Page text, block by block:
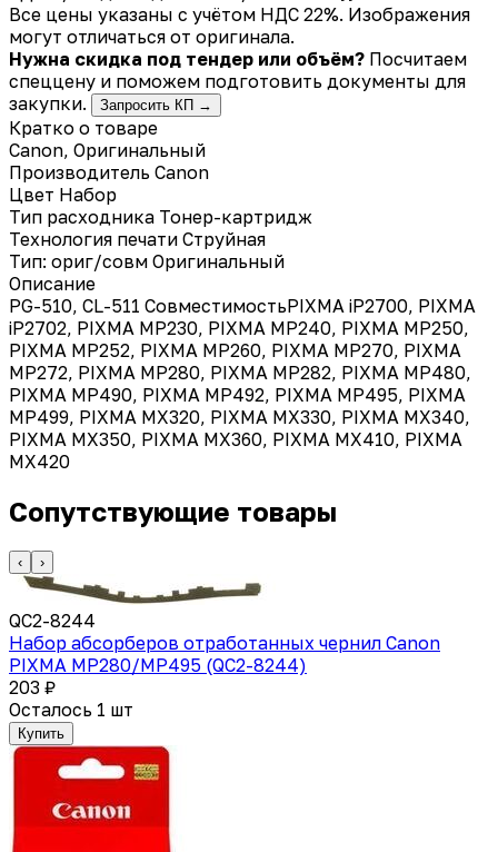
Все цены указаны с учётом НДС 22%. Изображения
могут отличаться от оригинала.
Нужна скидка под тендер или объём? Посчитаем
спеццену и поможем подготовить документы для
закупки.
Запросить КП →
Кратко о товаре
Canon, Оригинальный
Производитель Canon
Цвет Набор
Тип расходника Тонер-картридж
Технология печати Струйная
Тип: ориг/совм Оригинальный
Описание
PG-510, CL-511 СовместимостьPIXMA iP2700, PIXMA
iP2702, PIXMA MP230, PIXMA MP240, PIXMA MP250,
PIXMA MP252, PIXMA MP260, PIXMA MP270, PIXMA
MP272, PIXMA MP280, PIXMA MP282, PIXMA MP480,
PIXMA MP490, PIXMA MP492, PIXMA MP495, PIXMA
MP499, PIXMA MX320, PIXMA MX330, PIXMA MX340,
PIXMA MX350, PIXMA MX360, PIXMA MX410, PIXMA
MX420
Сопутствующие товары
‹ ›
QC2-8244
Набор абсорберов отработанных чернил Canon
PIXMA MP280/MP495 (QC2-8244)
203 ₽
Осталось 1 шт
Купить